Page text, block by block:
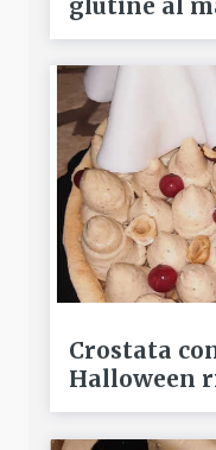
glutine al
Crostata
Halloween